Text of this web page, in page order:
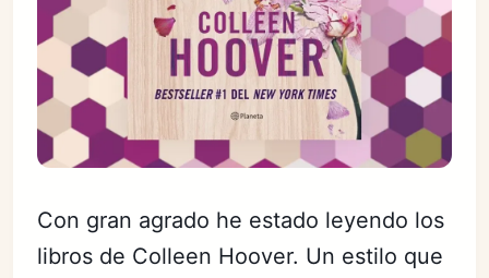
Con gran agrado he estado leyendo los
libros de Colleen Hoover. Un estilo que